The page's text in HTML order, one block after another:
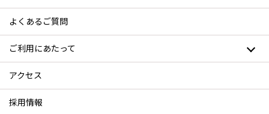
よくあるご質問
ご利用にあたって
アクセス
採用情報